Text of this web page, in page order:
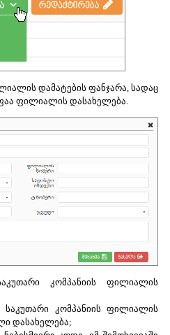
დამატების ფანჯარა, სადაც
ფილიალის დასახელება.
კომპანიის ფილიალის
კომპანიის ფილიალის
დასახელება;